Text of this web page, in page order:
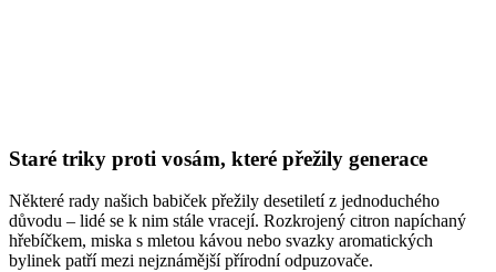
Staré triky proti vosám, které přežily generace
Některé rady našich babiček přežily desetiletí z jednoduchého
důvodu – lidé se k nim stále vracejí. Rozkrojený citron napíchaný
hřebíčkem, miska s mletou kávou nebo svazky aromatických
bylinek patří mezi nejznámější přírodní odpuzovače.